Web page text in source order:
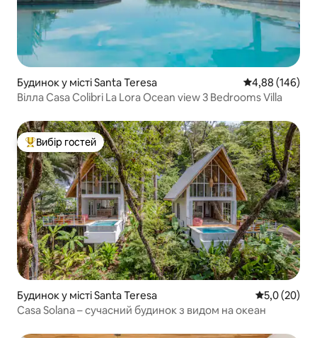
Будинок у місті Santa Teresa Середня
4,88 (146)
Вілла Casa Colibri La Lora Ocean view 3 Bedrooms Villa
Топ вибір гостей
Вибір гостей
Будинок у місті Santa Teresa Середня
5,0 (20)
Casa Solana – сучасний будинок з видом на океан